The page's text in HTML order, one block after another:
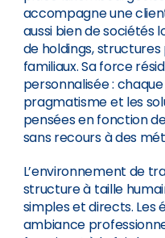
accompagne une
aussi bien de sociétés
de holdings,
familiaux. Sa force
personnalisée :
pragmatisme et les
pensées en fonction
sans recours à des
L’environnement de
structure à taille
simples et directs. Les
ambiance